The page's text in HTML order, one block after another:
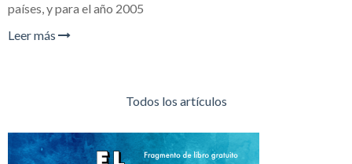
países, y para el año 2005
Leer más
Todos los artículos